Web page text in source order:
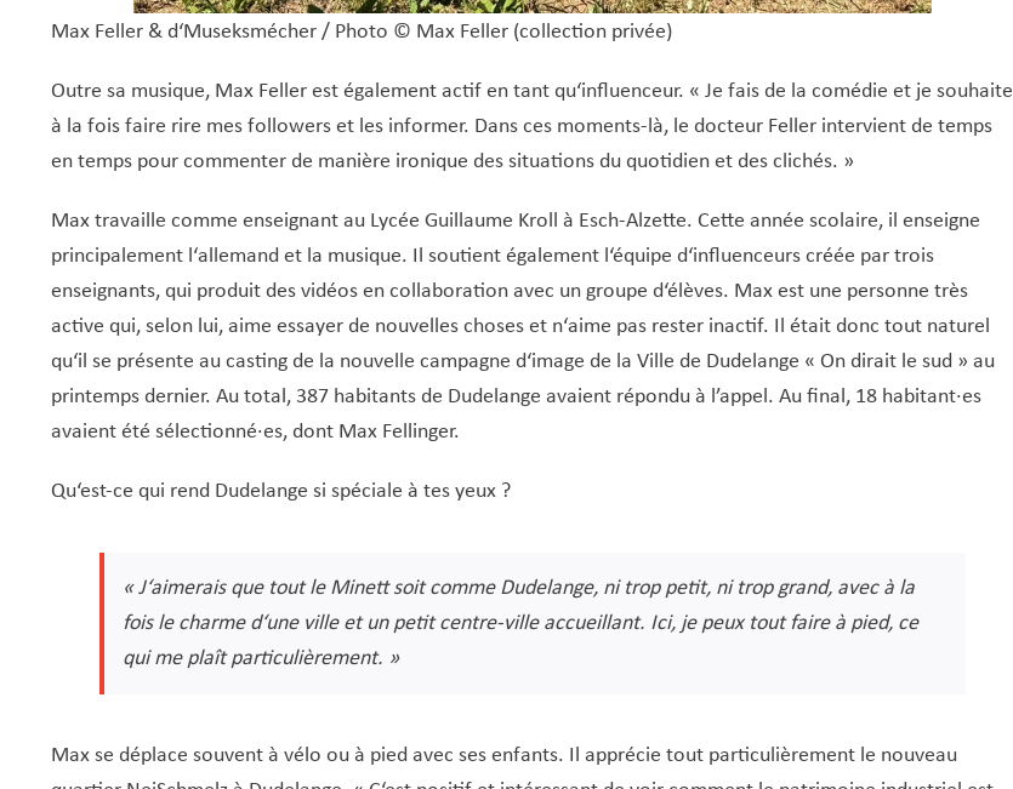
Max Feller & d‘Museksmécher / Photo © Max Feller (collection privée)
Outre sa musique, Max Feller est également actif en tant qu‘influenceur. « Je fais de la comédie et je souhaite
à la fois faire rire mes followers et les informer. Dans ces moments-là, le docteur Feller intervient de temps
en temps pour commenter de manière ironique des situations du quotidien et des clichés. »
Max travaille comme enseignant au Lycée Guillaume Kroll à Esch-Alzette. Cette année scolaire, il enseigne
principalement l‘allemand et la musique. Il soutient également l‘équipe d‘influenceurs créée par trois
enseignants, qui produit des vidéos en collaboration avec un groupe d‘élèves. Max est une personne très
active qui, selon lui, aime essayer de nouvelles choses et n‘aime pas rester inactif. Il était donc tout naturel
qu‘il se présente au casting de la nouvelle campagne d‘image de la Ville de Dudelange « On dirait le sud » au
printemps dernier. Au total, 387 habitants de Dudelange avaient répondu à l’appel. Au final, 18 habitant·es
avaient été sélectionné·es, dont Max Fellinger.
Qu‘est-ce qui rend Dudelange si spéciale à tes yeux ?
« J‘aimerais que tout le Minett soit comme Dudelange, ni trop petit, ni trop grand, avec à la
fois le charme d‘une ville et un petit centre-ville accueillant. Ici, je peux tout faire à pied, ce
qui me plaît particulièrement. »
Max se déplace souvent à vélo ou à pied avec ses enfants. Il apprécie tout particulièrement le nouveau